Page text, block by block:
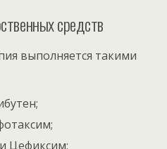
средств
выполняется такими
Цефиксим;